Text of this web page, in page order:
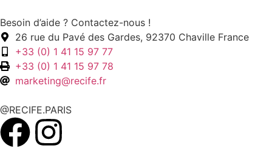
Besoin d’aide ? Contactez-nous !
26 rue du Pavé des Gardes, 92370 Chaville France
+33 (0) 1 41 15 97 77
+33 (0) 1 41 15 97 78
marketing@recife.fr
@RECIFE.PARIS